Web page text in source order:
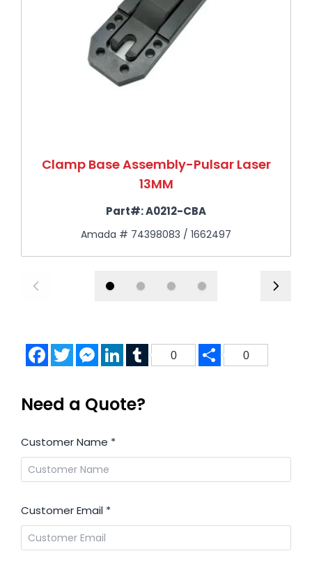
Clamp Base Assembly-Pulsar Laser
13MM
Part#:A0212-CBA
Amada # 74398083 / 1662497
FacebookTwitterMessenger
LinkedInTumblr
0 Share
0
Need a Quote?
Customer Name *
Customer Email *